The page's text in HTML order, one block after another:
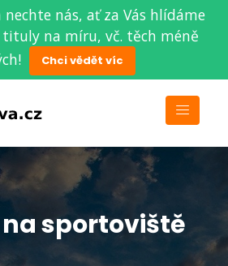
nás, ať za Vás hlídáme
tituly na míru, vč. těch méně
Chci vědět víc
sportoviště